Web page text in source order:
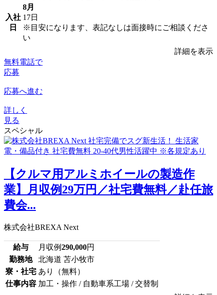
入社
日
8月
17日
※目安になります、表記なしは面接時にご相談くださ
い
詳細を表示
無料電話で
応募
応募へ進む
詳しく
見る
スペシャル
【クルマ用アルミホイールの製造作
業】月収例29万円／社宅費無料／赴任旅
費会...
株式会社BREXA Next
給与 月収例290,000円
勤務地
北海道 苫小牧市
寮・社宅 あり（無料）
仕事内容 加工・操作 / 自動車系工場 / 交替制